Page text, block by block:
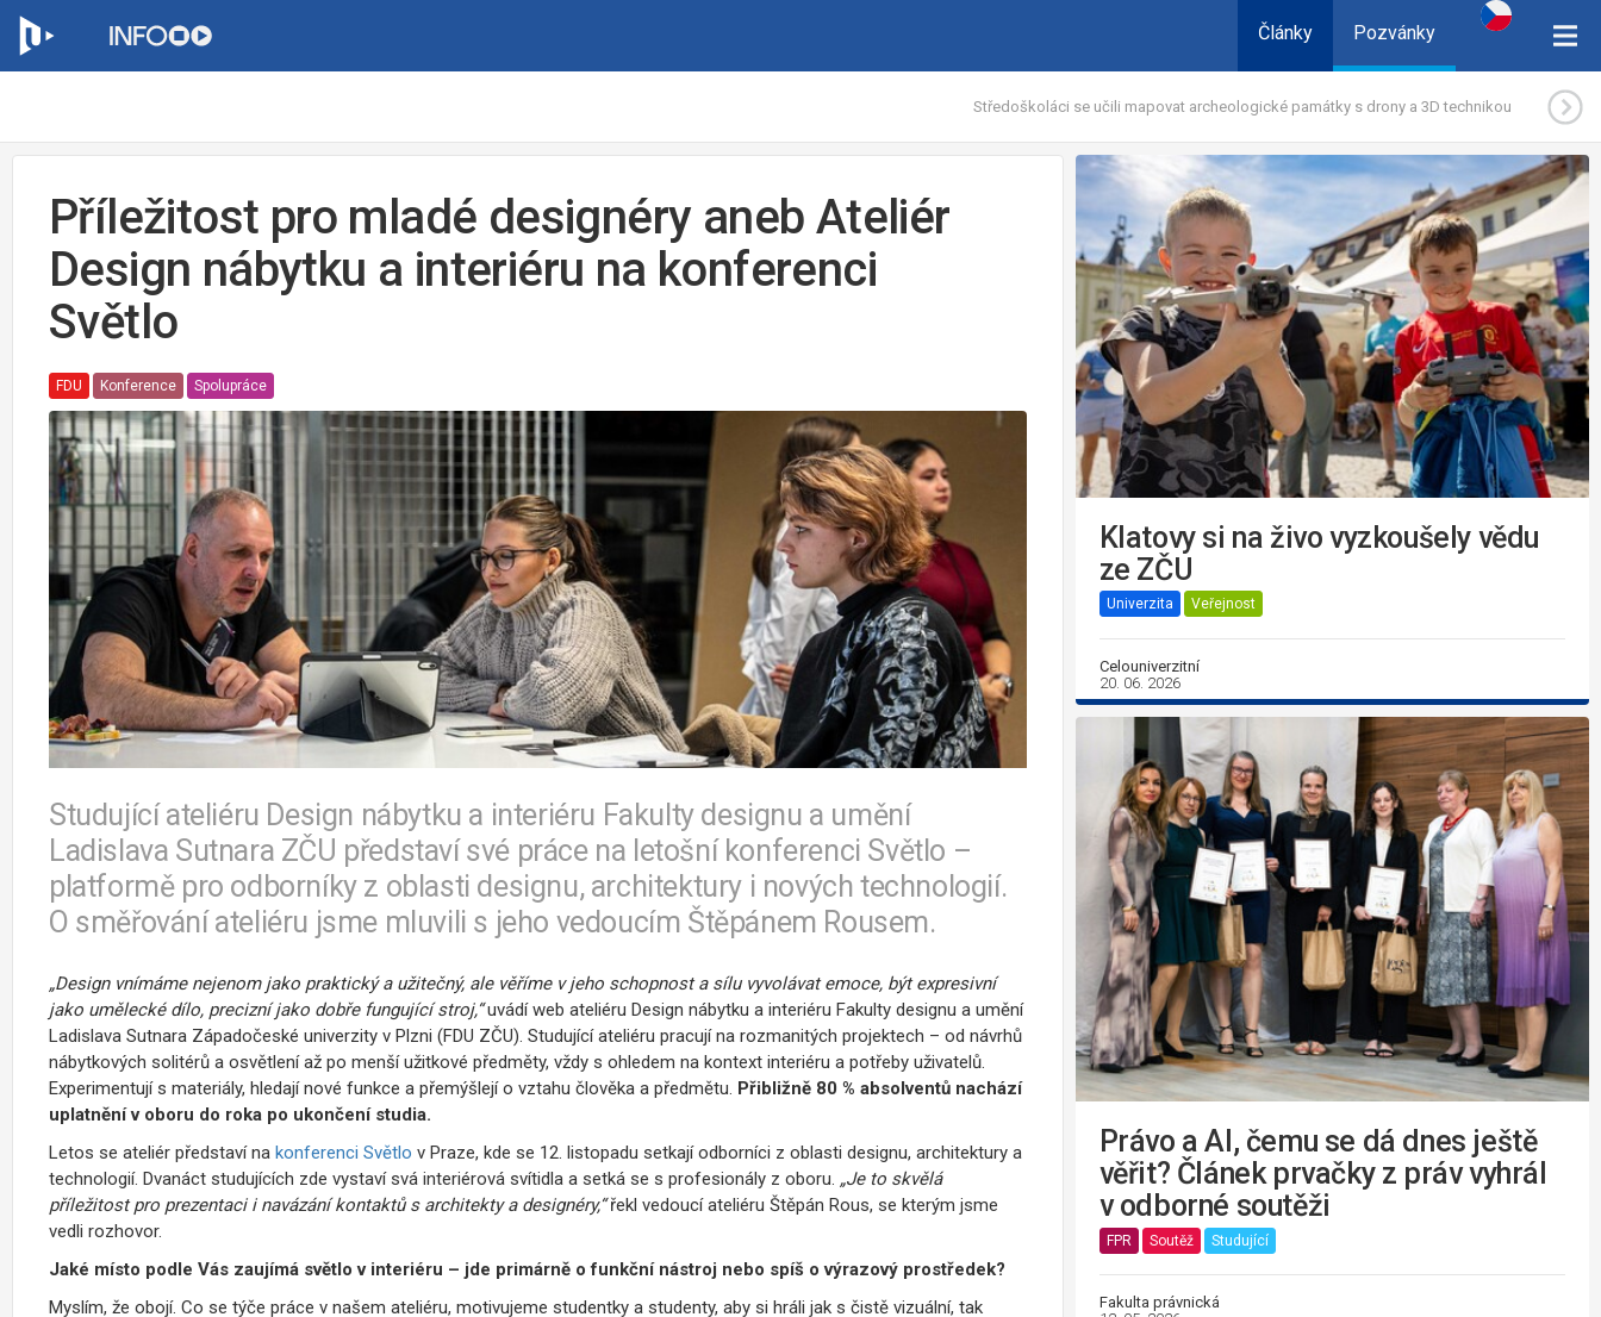
Články Pozvánky
Středoškoláci se učili mapovat archeologické památky s drony a 3D technikou
Příležitost pro mladé designéry aneb Ateliér
Design nábytku a interiéru na konferenci
Světlo
FDU Konference Spolupráce
Studující ateliéru Design nábytku a interiéru Fakulty designu a umění
Ladislava Sutnara ZČU představí své práce na letošní konferenci Světlo –
platformě pro odborníky z oblasti designu, architektury i nových technologií.
O směřování ateliéru jsme mluvili s jeho vedoucím Štěpánem Rousem.
„Design vnímáme nejenom jako praktický a užitečný, ale věříme v jeho schopnost a sílu vyvolávat emoce, být expresivní
jako umělecké dílo, precizní jako dobře fungující stroj,“uvádí web ateliéru Design nábytku a interiéru Fakulty designu a umění
Ladislava Sutnara Západočeské univerzity v Plzni (FDU ZČU). Studující ateliéru pracují na rozmanitých projektech – od návrhů
nábytkových solitérů a osvětlení až po menší užitkové předměty, vždy s ohledem na kontext interiéru a potřeby uživatelů.
Experimentují s materiály, hledají nové funkce a přemýšlejí o vztahu člověka a předmětu. Přibližně 80 % absolventů nachází
uplatnění v oboru do roka po ukončení studia.
Letos se ateliér představí na konferenci Světlo v Praze, kde se 12. listopadu setkají odborníci z oblasti designu, architektury a
technologií. Dvanáct studujících zde vystaví svá interiérová svítidla a setká se s profesionály z oboru. „Je to skvělá
příležitost pro prezentaci i navázání kontaktů s architekty a designéry,“řekl vedoucí ateliéru Štěpán Rous, se kterým jsme
vedli rozhovor.
Jaké místo podle Vás zaujímá světlo v interiéru – jde primárně o funkční nástroj nebo spíš o výrazový prostředek?
Myslím, že obojí. Co se týče práce v našem ateliéru, motivujeme studentky a studenty, aby si hráli jak s čistě vizuální, tak
Klatovy si na živo vyzkoušely vědu
ze ZČU
Univerzita Veřejnost
Celouniverzitní
20. 06. 2026
Právo a AI, čemu se dá dnes ještě
věřit? Článek prvačky z práv vyhrál
v odborné soutěži
FPR Soutěž Studující
Fakulta právnická